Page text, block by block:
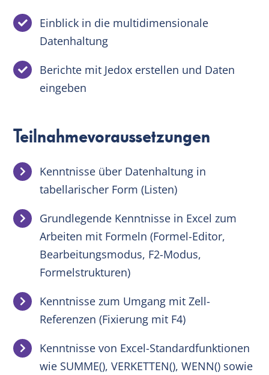
Einblick in die multidimensionale
Datenhaltung
Berichte mit Jedox erstellen und Daten
eingeben
Teilnahmevoraussetzungen
Kenntnisse über Datenhaltung in
tabellarischer Form (Listen)
Grundlegende Kenntnisse in Excel zum
Arbeiten mit Formeln (Formel-Editor,
Bearbeitungsmodus, F2-Modus,
Formelstrukturen)
Kenntnisse zum Umgang mit Zell-
Referenzen (Fixierung mit F4)
Kenntnisse von Excel-Standardfunktionen
wie SUMME(), VERKETTEN(), WENN() sowie